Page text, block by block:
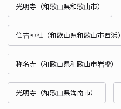
光明寺（和歌山県和歌山市）
住吉神社（和歌山県和歌山市西浜）
称名寺（和歌山県和歌山市岩橋）
光明寺（和歌山県海南市）